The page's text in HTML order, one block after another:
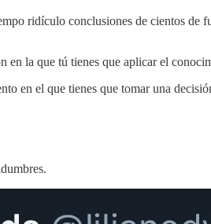
ridículo conclusiones de cientos
la que tú tienes que aplicar el
en el que tienes que tomar una